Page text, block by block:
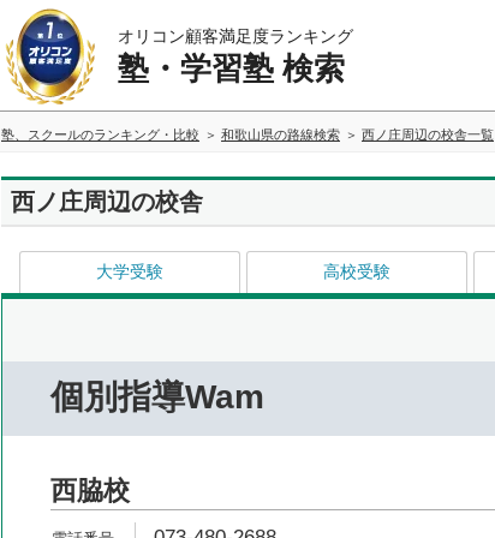
オリコン顧客満足度ランキング
塾・学習塾 検索
塾、スクールのランキング・比較 和歌山県の路線検索 西ノ庄周辺の校舎一覧
西ノ庄周辺の校舎
大学受験 高校受験
個別指導Wam
西脇校